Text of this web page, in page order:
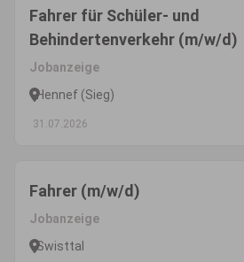
Fahrer für Schüler- und
Behindertenverkehr (m/w/d)
Jobanzeige
Hennef (Sieg)
31.07.2026
Fahrer (m/w/d)
Jobanzeige
Swisttal